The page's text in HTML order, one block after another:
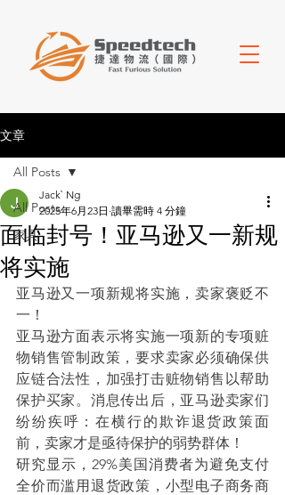
文章
All Posts
家具
All Posts
面临封号！亚马逊又一新规
将实施
Jack` Ng
2025年6月23日 讀畢需時 4 分鐘
亚马逊又一项新规将实施，卖家褒贬不
一！
亚马逊方面表示将实施一项新的专项赃
物销售管制政策，要求卖家必须确保供
应链合法性，加强打击赃物销售以帮助
保护买家。消息传出后，亚马逊卖家们
纷纷疾呼：在横行的欺诈退货政策面
前，卖家才是亟待保护的弱势群体！
研究显示，29%美国消费者为避免支付
全价而滥用退货政策，小型电子商务商